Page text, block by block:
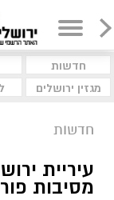
חדשות
מגזין ירושלים
חדשות
עיריית
מסיבות